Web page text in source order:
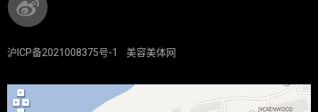
沪ICP备2021008375号-1 美容美体网